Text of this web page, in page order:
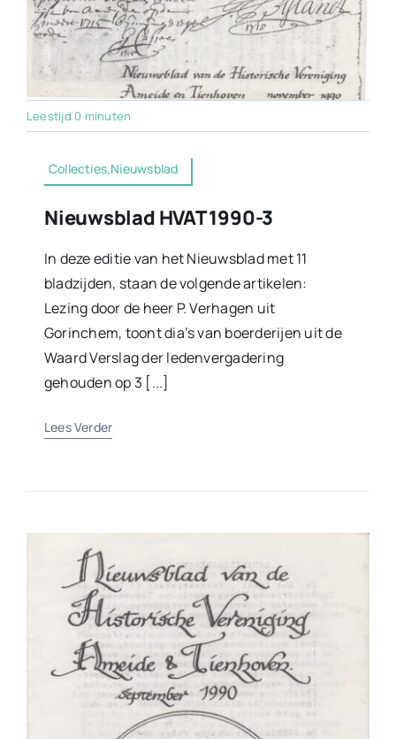
Leestijd 0 minuten
Collecties,Nieuwsblad
Nieuwsblad HVAT 1990-3
In deze editie van het Nieuwsblad met 11
bladzijden, staan de volgende artikelen:
Lezing door de heer P. Verhagen uit
Gorinchem, toont dia’s van boerderijen uit de
Waard Verslag der ledenvergadering
gehouden op 3 [...]
Lees Verder